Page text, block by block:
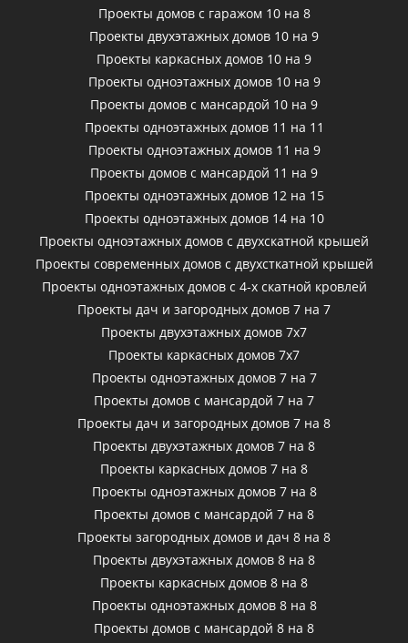
Проекты домов с гаражом 10 на 8
Проекты двухэтажных домов 10 на 9
Проекты каркасных домов 10 на 9
Проекты одноэтажных домов 10 на 9
Проекты домов с мансардой 10 на 9
Проекты одноэтажных домов 11 на 11
Проекты одноэтажных домов 11 на 9
Проекты домов с мансардой 11 на 9
Проекты одноэтажных домов 12 на 15
Проекты одноэтажных домов 14 на 10
Проекты одноэтажных домов с двухскатной крышей
Проекты современных домов с двухсткатной крышей
Проекты одноэтажных домов с 4-х скатной кровлей
Проекты дач и загородных домов 7 на 7
Проекты двухэтажных домов 7х7
Проекты каркасных домов 7х7
Проекты одноэтажных домов 7 на 7
Проекты домов с мансардой 7 на 7
Проекты дач и загородных домов 7 на 8
Проекты двухэтажных домов 7 на 8
Проекты каркасных домов 7 на 8
Проекты одноэтажных домов 7 на 8
Проекты домов с мансардой 7 на 8
Проекты загородных домов и дач 8 на 8
Проекты двухэтажных домов 8 на 8
Проекты каркасных домов 8 на 8
Проекты одноэтажных домов 8 на 8
Проекты домов с мансардой 8 на 8